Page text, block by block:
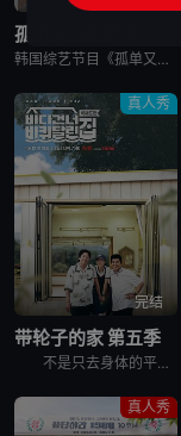
韩国综艺节目《孤单又灿烂的神：鬼怪十周年特辑》又名：鬼怪十周年特别篇,鬼怪十周年之旅(台),도깨비 10주년，讲述了：为纪念开播十周年，剧中主演睽违多年再度聚首，展开特別旅行，重访经典场景、回顾难忘台
真人秀
完结
带轮子的家 第五季
不是只去身体的平凡旅行， &nbsp; &nbsp; &nbsp; &nbsp; &nbsp; &nbsp; &nbsp; &nbsp; &nbsp; &nbsp; &nbsp; &nbsp; &
真人秀